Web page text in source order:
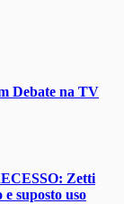
Debate na TV
Zetti
suposto uso